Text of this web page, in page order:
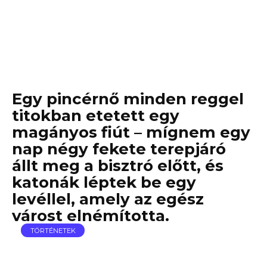
Egy pincérnő minden reggel
titokban etetett egy
magányos fiút – mígnem egy
nap négy fekete terepjáró
állt meg a bisztró előtt, és
katonák léptek be egy
levéllel, amely az egész
várost elnémította.
TÖRTÉNETEK